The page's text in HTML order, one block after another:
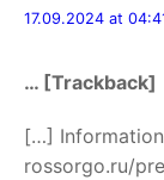
17.09.2024 at
… [Trackback]
[…]
rossorgo.ru/